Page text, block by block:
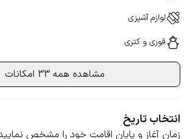
لوازم آشپزی
قوری و کتری
مشاهده همه 33 امکانات
انتخاب تاریخ
زمان آغاز و پایان اقامت خود را مشخص